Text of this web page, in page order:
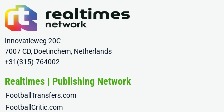
Innovatieweg 20C
7007 CD, Doetinchem, Netherlands
+31(315)-764002
Realtimes | Publishing Network
FootballTransfers.com
FootballCritic.com